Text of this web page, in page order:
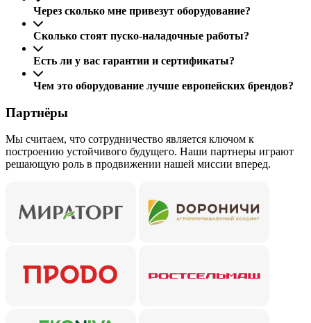
Через сколько мне привезут оборудование?
Сколько стоят пуско-наладочные работы?
Есть ли у вас гарантии и сертификаты?
Чем это оборудование лучше европейских брендов?
Партнёры
Мы считаем, что сотрудничество является ключом к
построению устойчивого будущего. Наши партнеры играют
решающую роль в продвижении нашей миссии вперед.